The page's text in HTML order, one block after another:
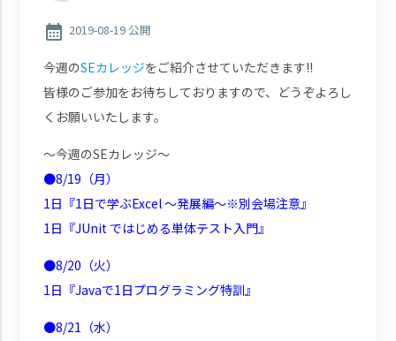
calendar_month 2019-08-19 公開
今週のSEカレッジをご紹介させていただきます!!
皆様のご参加をお待ちしておりますので、どうぞよろし
くお願いいたします。
～今週のSEカレッジ～
●8/19（月）
1日『1日で学ぶExcel ～発展編～※別会場注意』
1日『JUnit ではじめる単体テスト入門』
●8/20（火）
1日『Javaで1日プログラミング特訓』
●8/21（水）